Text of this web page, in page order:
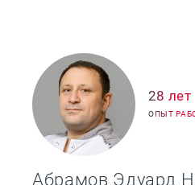
28 лет
ОПЫТ
Абрамов Эдуард